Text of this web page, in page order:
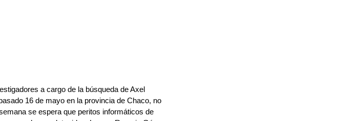
a cargo de la búsqueda de Axel
16 de mayo en la provincia de Chaco, no
se espera que peritos informáticos de